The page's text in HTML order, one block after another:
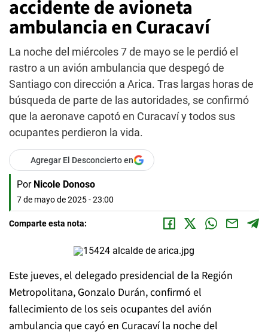
accidente de avioneta
ambulancia en Curacaví
La noche del miércoles 7 de mayo se le perdió el
rastro a un avión ambulancia que despegó de
Santiago con dirección a Arica. Tras largas horas de
búsqueda de parte de las autoridades, se confirmó
que la aeronave capotó en Curacaví y todos sus
ocupantes perdieron la vida.
Agregar El Desconcierto en
Por Nicole Donoso
7 de mayo de 2025 - 23:00
Comparte esta nota:
Este jueves, el delegado presidencial de la Región
Metropolitana, Gonzalo Durán, confirmó el
fallecimiento de los seis ocupantes del avión
ambulancia que cayó en Curacaví la noche del